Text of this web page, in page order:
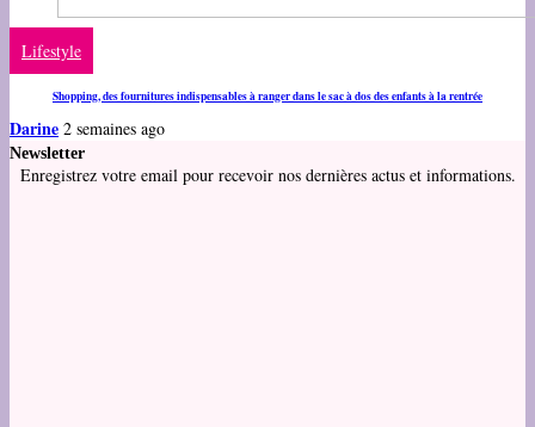
Lifestyle
Shopping, des fournitures indispensables à ranger dans le sac à dos des enfants à la rentrée
Darine 2 semaines ago
Newsletter
Enregistrez votre email pour recevoir nos dernières actus et informations.